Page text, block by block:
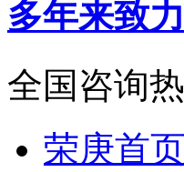
多年来致
全国咨询热
荣庚首页